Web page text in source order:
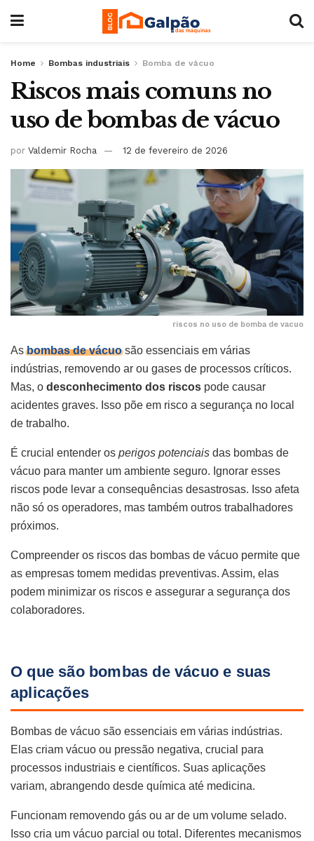
Home Bombas industriais Bomba de vácuo
Riscos mais comuns no
uso de bombas de vácuo
por Valdemir Rocha 12 de fevereiro de 2026
riscos no uso de bomba de vacuo
Asbombas de vácuosão essenciais em várias
indústrias, removendo ar ou gases de processos críticos.
Mas, o desconhecimento dos riscos pode causar
acidentes graves. Isso põe em risco a segurança no local
de trabalho.
É crucial entender os perigos potenciais das bombas de
vácuo para manter um ambiente seguro. Ignorar esses
riscos pode levar a consequências desastrosas. Isso afeta
não só os operadores, mas também outros trabalhadores
próximos.
Compreender os riscos das bombas de vácuo permite que
as empresas tomem medidas preventivas. Assim, elas
podem minimizar os riscos e assegurar a segurança dos
colaboradores.
O que são bombas de vácuo e suas
aplicações
Bombas de vácuo são essenciais em várias indústrias.
Elas criam vácuo ou pressão negativa, crucial para
processos industriais e científicos. Suas aplicações
variam, abrangendo desde química até medicina.
Funcionam removendo gás ou ar de um volume selado.
Isso cria um vácuo parcial ou total. Diferentes mecanismos